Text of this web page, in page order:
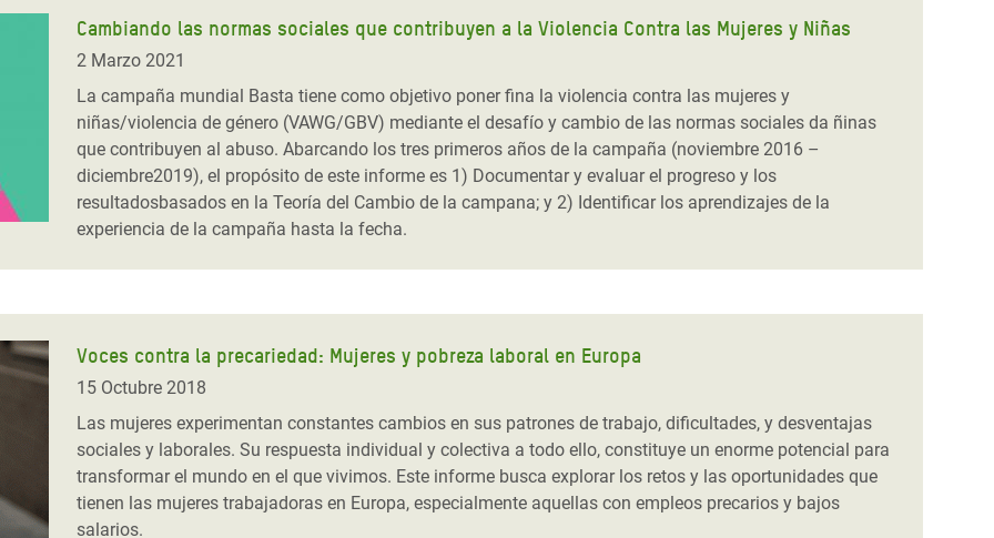
Climática y Alimentaria
Oriental
Personas Refugiadas
del Sur
Refugiados Rohinyá
Yemen
Cambiando las normas sociales que contribuyen a la Violencia Contra las Mujeres y Niñas
2 Marzo 2021
La campaña mundial Basta tiene como objetivo poner fina la violencia contra las mujeres y
niñas/violencia de género (VAWG/GBV) mediante el desafío y cambio de las normas sociales da ñinas
que contribuyen al abuso. Abarcando los tres primeros años de la campaña (noviembre 2016 –
diciembre2019), el propósito de este informe es 1) Documentar y evaluar el progreso y los
resultadosbasados en la Teoría del Cambio de la campana; y 2) Identificar los aprendizajes de la
experiencia de la campaña hasta la fecha.
Voces contra la precariedad: Mujeres y pobreza laboral en Europa
15 Octubre 2018
Las mujeres experimentan constantes cambios en sus patrones de trabajo, dificultades, y desventajas
sociales y laborales. Su respuesta individual y colectiva a todo ello, constituye un enorme potencial para
transformar el mundo en el que vivimos. Este informe busca explorar los retos y las oportunidades que
tienen las mujeres trabajadoras en Europa, especialmente aquellas con empleos precarios y bajos
salarios.